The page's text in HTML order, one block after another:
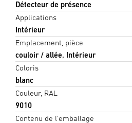
Détecteur de présence
Applications
Intérieur
Emplacement, pièce
couloir / allée, Intérieur
Coloris
blanc
Couleur, RAL
9010
Contenu de l'emballage